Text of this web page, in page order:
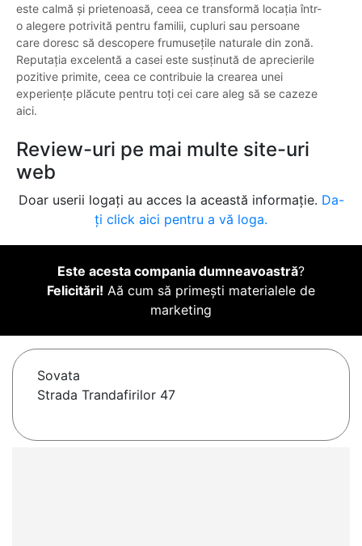
este calmă și prietenoasă, ceea ce transformă locația într-
o alegere potrivită pentru familii, cupluri sau persoane
care doresc să descopere frumusețile naturale din zonă.
Reputația excelentă a casei este susținută de aprecierile
pozitive primite, ceea ce contribuie la crearea unei
experiențe plăcute pentru toți cei care aleg să se cazeze
aici.
Review-uri pe mai multe site-uri
web
Doar userii logați au acces la această informație. Da-
ți click aici pentru a vă loga.
Este acesta compania dumneavoastră?
Felicitări! Aă cum să primești materialele de
marketing
Sovata
Strada Trandafirilor 47